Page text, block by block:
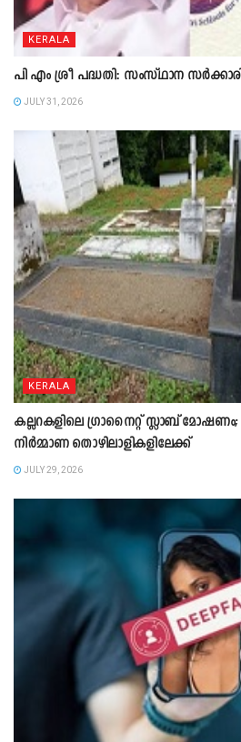
KERALA
പി എം ശ്രീ പദ്ധതി: സംസ്ഥാന
JULY 31, 2026
KERALA
കല്ലറകളിലെ ഗ്രാനൈറ്റ് സ്ലാബ്
നിർമ്മാണ തൊഴിലാളികളിലേക്ക്
JULY 29, 2026